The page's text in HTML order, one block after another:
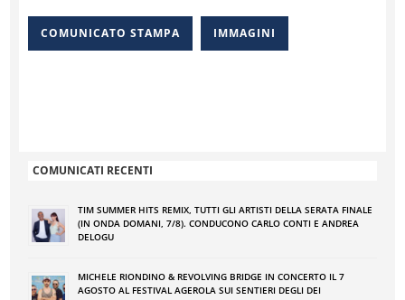
COMUNICATO STAMPA IMMAGINI
COMUNICATI RECENTI
TIM SUMMER HITS REMIX, TUTTI GLI ARTISTI DELLA SERATA FINALE
(IN ONDA DOMANI, 7/8). CONDUCONO CARLO CONTI E ANDREA
DELOGU
MICHELE RIONDINO & REVOLVING BRIDGE IN CONCERTO IL 7
AGOSTO AL FESTIVAL AGEROLA SUI SENTIERI DEGLI DEI